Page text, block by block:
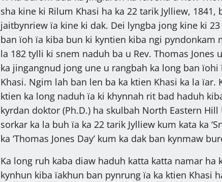
sha kine ki Rilum Khasi ha ka 22 tarik Jylliew, 1841,
jaitbynriew ïa kine ki dak. Dei lyngba jong kine ki
ban ïoh ïa kiba bun ki kyntien kiba ngi pyndonkam
la 182 tylli ki snem naduh ba u Rev. Thomas Jones
ka jingangnud jong une u rangbah ka long ban ïohi
Khasi. Ngim lah ban len ba ka ktien Khasi ka la ïar.
ktien ka long naduh ïa ki khynnah rit bad haduh
kyrdan doktor (Ph.D.) ha skulbah North Eastern Hill
sorkar ka la buh ïa ka 22 tarik Jylliew kum kata ka
ka ‘Thomas Jones Day’ kum ka dak ban kynmaw
Ka long ruh kaba diaw haduh katta katta namar ha
kynhun kiba ïakhun ban pynrung ïa ka ktien Khasi